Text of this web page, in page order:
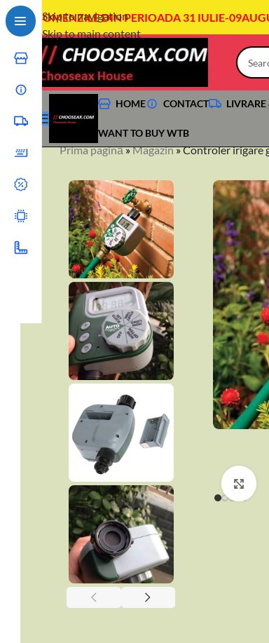
Skip to navigation
Skip to main content
+40744760175
COMENZILE DIN PERIOADA 31 IULIE-
HOME CONTACT
WANT TO BUY WTB
Prima pagină»Magazin»Controler irigare